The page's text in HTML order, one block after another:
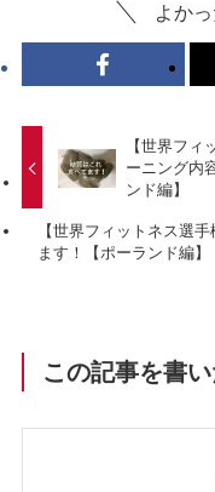
よか
【世界フ
ーニング内
ンド編】
【世界フィットネス選
ます！【ポーランド編】
この記事を書い